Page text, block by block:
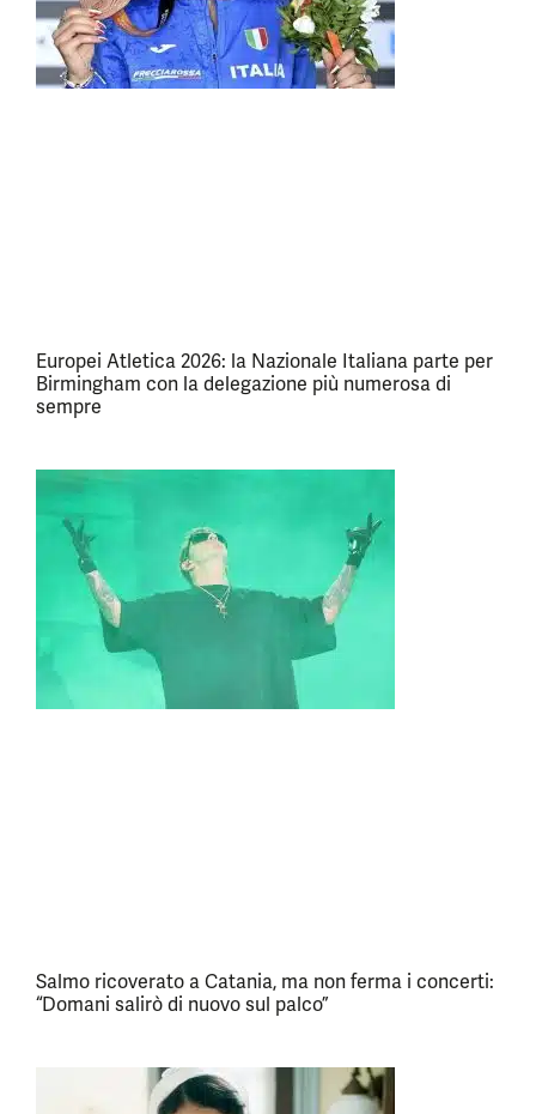
Europei Atletica 2026: la Nazionale Italiana parte per
Birmingham con la delegazione più numerosa di
sempre
Salmo ricoverato a Catania, ma non ferma i concerti:
“Domani salirò di nuovo sul palco”